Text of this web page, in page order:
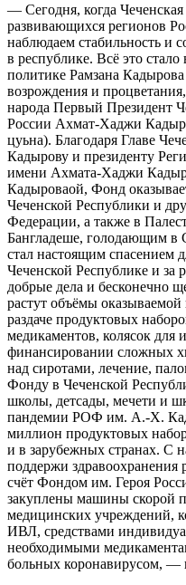
— Сегодня, когда
развивающихся регионов
наблюдаем стабильность и
в республике. Всё это
политике Рамзана
возрождения и
народа Первый Президент
России Ахмат-Хаджи
цуьна). Благодаря Главе
Кадырову и президенту
имени Ахмата-Хаджи
Кадыроваой, Фонд
Чеченской Республики и
Федерации, а также в
Бангладеше, голодающим в
стал настоящим спасением
Чеченской Республике и за
добрые дела и бесконечно
растут объёмы
раздаче продуктовых
медикаментов, колясок для
финансировании сложных
над сиротами, лечение,
Фонду в Чеченской
школы, детсады, мечети и
пандемии РОФ им. А.-Х.
миллион продуктовых
и в зарубежных странах. С
поддержи здравоохранения
счёт Фондом им. Героя
закуплены машины скорой
медицинских учреждений,
ИВЛ, средствами
необходимыми
больных коронавирусом, —